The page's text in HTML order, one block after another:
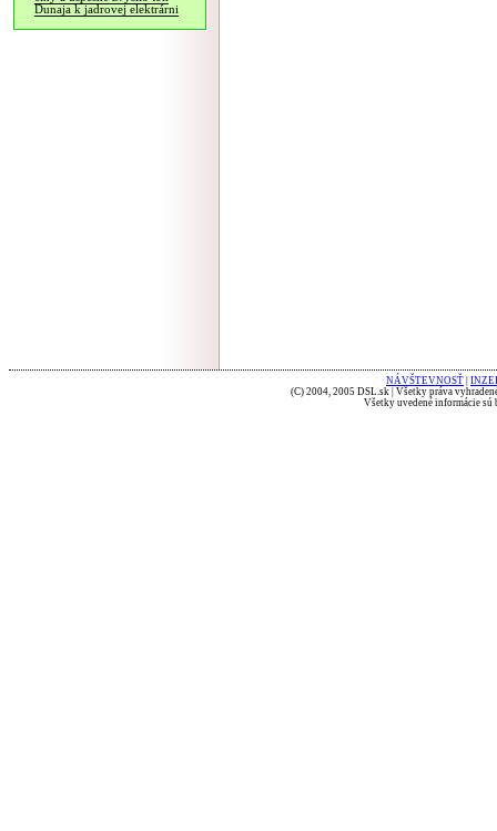
Dunaja k jadrovej elektrárni
NÁVŠTEVNOSŤ
(C) 2004, 2005 DSL.sk | Všetky práva
Všetky uvedené informácie sú